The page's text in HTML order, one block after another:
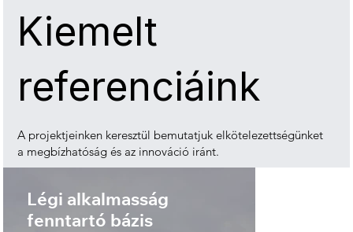
Kiemelt
referenciáink
A projektjeinken keresztül bemutatjuk elkötelezettségünket
a megbízhatóság és az innováció iránt.
Légi alkalmasság
fenntartó bázis